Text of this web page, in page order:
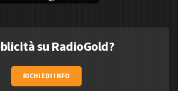
su RadioGold?
RICHIEDI INFO